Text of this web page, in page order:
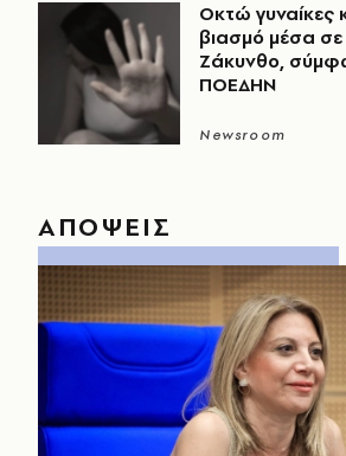
Οκτώ γυναίκες
βιασμό μέσα
Ζάκυνθο,
ΠΟΕΔΗΝ
Newsroom
ΑΠΟΨΕΙΣ